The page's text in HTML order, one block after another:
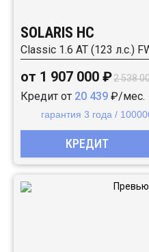
SOLARIS HC
Classic 1.6 AT (123 л.с.)
от 1 907 000 ₽2 538
Кредит от 20 439 ₽/мес.
гарантия 3 года /
КРЕДИТ